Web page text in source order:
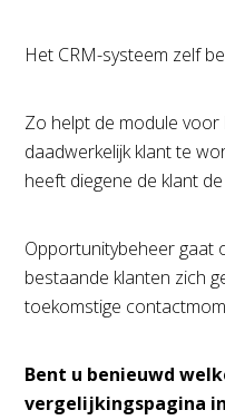
Het CRM-systeem zelf
Zo helpt de module
daadwerkelijk klant te
heeft diegene de klant
Opportunitybeheer gaat
bestaande klanten zich
toekomstige
Bent u benieuwd
vergelijkingspagina